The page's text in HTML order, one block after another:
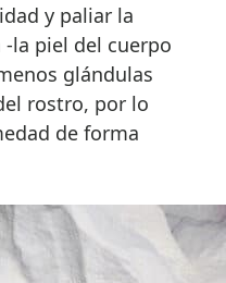
y paliar la
la piel del cuerpo
glándulas
rostro, por lo
de forma